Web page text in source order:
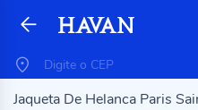
Jaqueta De Helanca Paris